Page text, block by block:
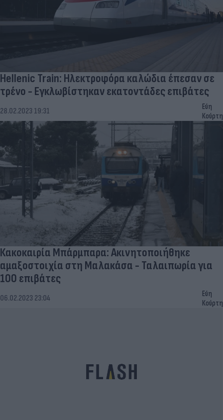
Hellenic Train: Ηλεκτροφόρα καλώδια έπεσαν σε
τρένο - Εγκλωβίστηκαν εκατοντάδες επιβάτες
28.02.2023 19:31
Εύη
Κούρτη
Κακοκαιρία Μπάρμπαρα: Ακινητοποιήθηκε
αμαξοστοιχία στη Μαλακάσα - Ταλαιπωρία για
100 επιβάτες
06.02.2023 23:04
Εύη
Κούρτη